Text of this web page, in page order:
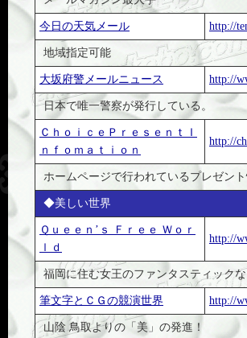
今日の天気メール http://
地域指定可能
大坂府警メールニュース http://
日本で唯一警察が発行している。
ＣｈｏｉｃｅＰｒｅｓｅｎｔＩ
ｎｆｏｍａｔｉｏｎ
http://
ホームページで行われているプレゼン
◆美しい世界
Ｑｕｅｅｎ’ｓ Ｆｒｅｅ Ｗｏｒ
ｌｄ
http://
福岡に住む女王のファンタスティック
筆文字とＣＧの競演世界 http://
山陰 鳥取よりの「美」の発進！